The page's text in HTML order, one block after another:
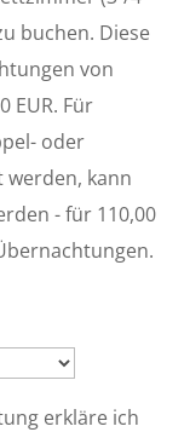
buchen. Diese
von
EUR. Für
oder
werden, kann
- für 110,00
erkläre ich